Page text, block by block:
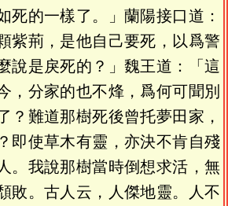
死的一樣了。」蘭陽接口道：
紫荊，是他自己要死，以爲警
說是戾死的？」魏王道：「這
，分家的也不烽，爲何可聞別
？難道那樹死後曾托夢田家，
即使草木有靈，亦決不肯自殘
。我說那樹當時倒想求活，無
敗。古人云，人傑地靈。人不